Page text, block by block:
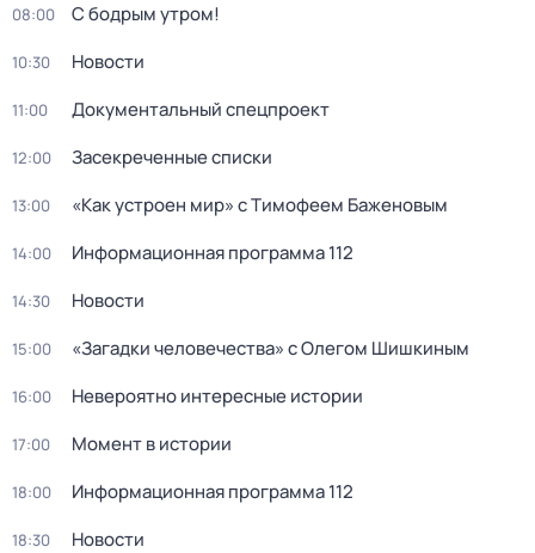
08:00 С бодрым утром!
10:30 Новости
11:00 Документальный спецпpоeкт
12:00 Заceкpeченные списки
13:00 «Как устроен мир» с Тимофеем Баженовым
14:00 Информационная программа 112
14:30 Новости
15:00 «Загадки человечества» с Олегом Шишкиным
16:00 Невероятно интересные истории
17:00 Момент в истории
18:00 Информационная программа 112
18:30 Новости